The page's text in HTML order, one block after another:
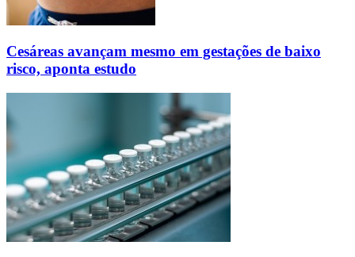
Cesáreas avançam mesmo em gestações de baixo
risco, aponta estudo